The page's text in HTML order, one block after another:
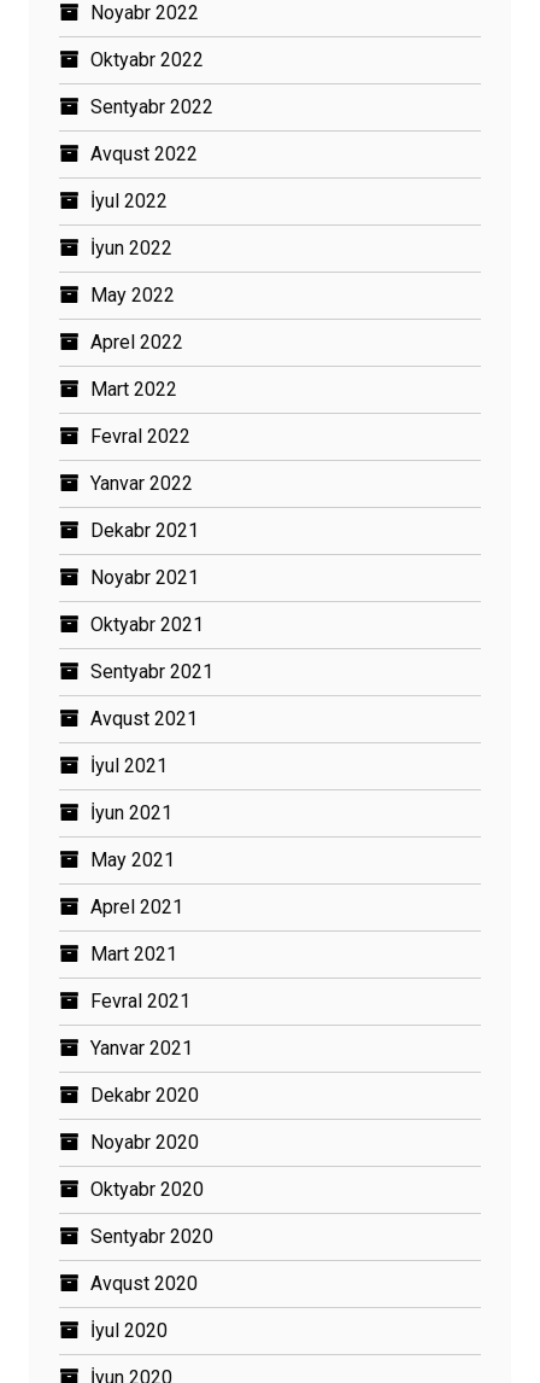
Noyabr 2022
Oktyabr 2022
Sentyabr 2022
Avqust 2022
İyul 2022
İyun 2022
May 2022
Aprel 2022
Mart 2022
Fevral 2022
Yanvar 2022
Dekabr 2021
Noyabr 2021
Oktyabr 2021
Sentyabr 2021
Avqust 2021
İyul 2021
İyun 2021
May 2021
Aprel 2021
Mart 2021
Fevral 2021
Yanvar 2021
Dekabr 2020
Noyabr 2020
Oktyabr 2020
Sentyabr 2020
Avqust 2020
İyul 2020
İyun 2020